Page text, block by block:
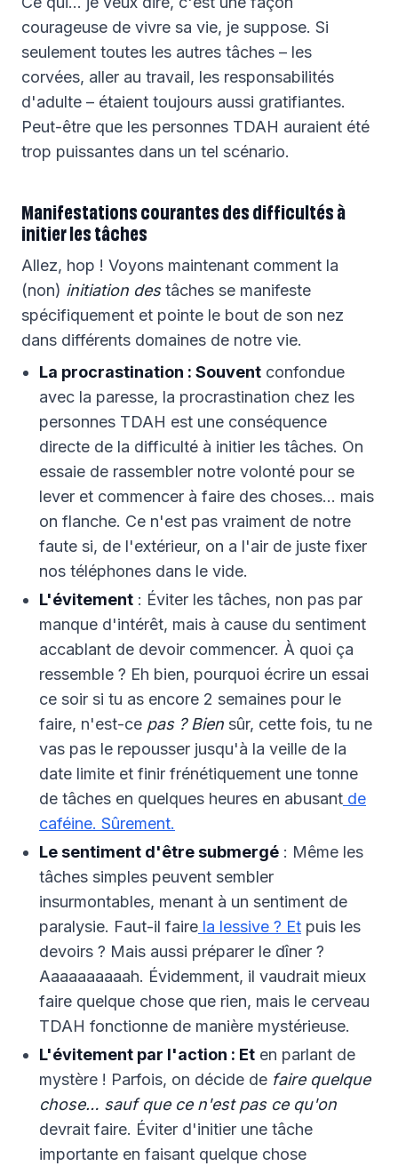
courageuse de vivre sa vie, je suppose. Si
seulement toutes les autres tâches – les
corvées, aller au travail, les responsabilités
d'adulte – étaient toujours aussi gratifiantes.
Peut-être que les personnes TDAH auraient été
trop puissantes dans un tel scénario.
Manifestations courantes des difficultés à
initier les tâches
Allez, hop ! Voyons maintenant comment la
(non) initiation destâches se manifeste
spécifiquement et pointe le bout de son nez
dans différents domaines de notre vie.
La procrastination : Souvent confondue
avec la paresse, la procrastination chez les
personnes TDAH est une conséquence
directe de la difficulté à initier les tâches. On
essaie de rassembler notre volonté pour se
lever et commencer à faire des choses… mais
on flanche. Ce n'est pas vraiment de notre
faute si, de l'extérieur, on a l'air de juste fixer
nos téléphones dans le vide.
L'évitement : Éviter les tâches, non pas par
manque d'intérêt, mais à cause du sentiment
accablant de devoir commencer. À quoi ça
ressemble ? Eh bien, pourquoi écrire un essai
ce soir si tu as encore 2 semaines pour le
faire, n'est-ce pas ? Bien sûr, cette fois, tu ne
vas pas le repousser jusqu'à la veille de la
date limite et finir frénétiquement une tonne
de tâches en quelques heures en abusant de
caféine. Sûrement.
Le sentiment d'être submergé : Même les
tâches simples peuvent sembler
insurmontables, menant à un sentiment de
paralysie. Faut-il faire la lessive ? Et puis les
devoirs ? Mais aussi préparer le dîner ?
Aaaaaaaaaah. Évidemment, il vaudrait mieux
faire quelque chose que rien, mais le cerveau
TDAH fonctionne de manière mystérieuse.
L'évitement par l'action : Et en parlant de
mystère ! Parfois, on décide de faire quelque
chose… sauf que ce n'est pas ce qu'on
devrait faire. Éviter d'initier une tâche
importante en faisant quelque chose